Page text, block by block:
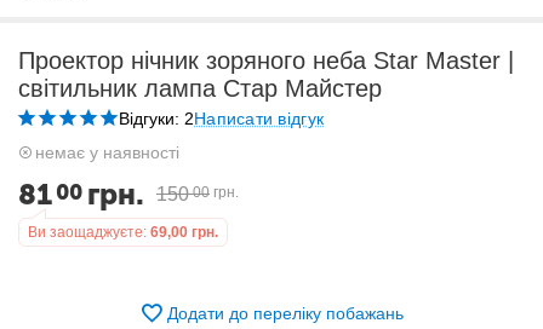
Проектор нічник зоряного неба Star Master |
світильник лампа Стар Майстер
Відгуки: 2Написати відгук
немає у наявності
8100 грн. 150 00 грн.
Ви заощаджуєте: 69,00 грн.
Додати до переліку побажань